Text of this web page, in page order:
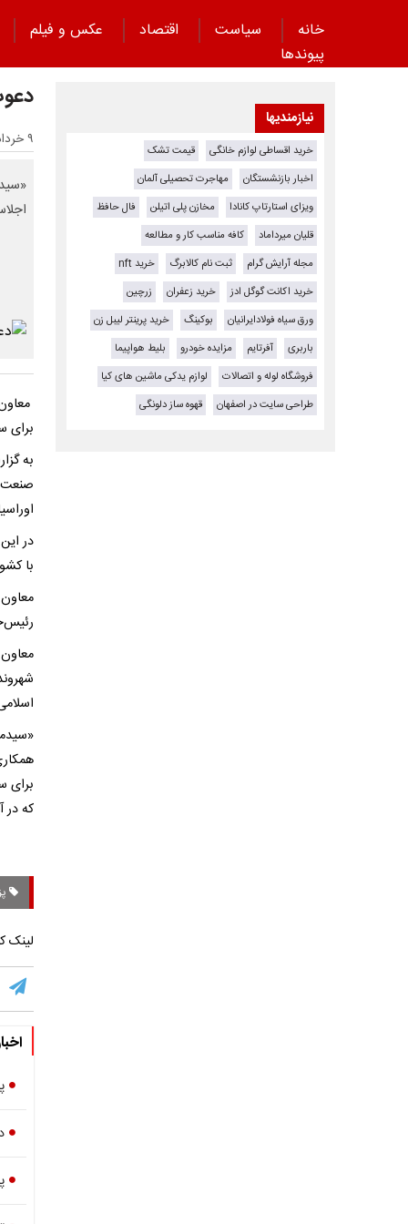
خانه سیاست اقتصاد عکس و فیلم
پیوند‌ها
۹ خرداد ۱۴۰۵ - ۱۸:۲۳
برای
به
در
با
برای
که در
لینک
نیازمندیها
خرید اقساطی لوازم خانگی
قیمت تشک
اخبار بازنشستگان
مهاجرت تحصیلی آلمان
ویزای استارتاپ کانادا
مخازن پلی اتیلن
فال حافظ
قلیان میرداماد
کافه مناسب کار و مطالعه
مجله آرایش گرام
ثبت نام کالابرگ
خرید nft
خرید اکانت گوگل ادز
خرید زعفران
زرچین
ورق سیاه فولادایرانیان
بوکینگ
خرید پرینتر لیبل زن
باربری
آفرتایم مزایده خودرو
بلیط هواپیما
فروشگاه لوله و اتصالات
لوازم یدکی ماشین های کیا
طراحی سایت در اصفهان
قهوه ساز دلونگی